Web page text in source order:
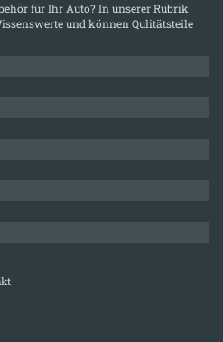
für Ihr Auto? In unserer Rubrik
und können Qulitätsteile